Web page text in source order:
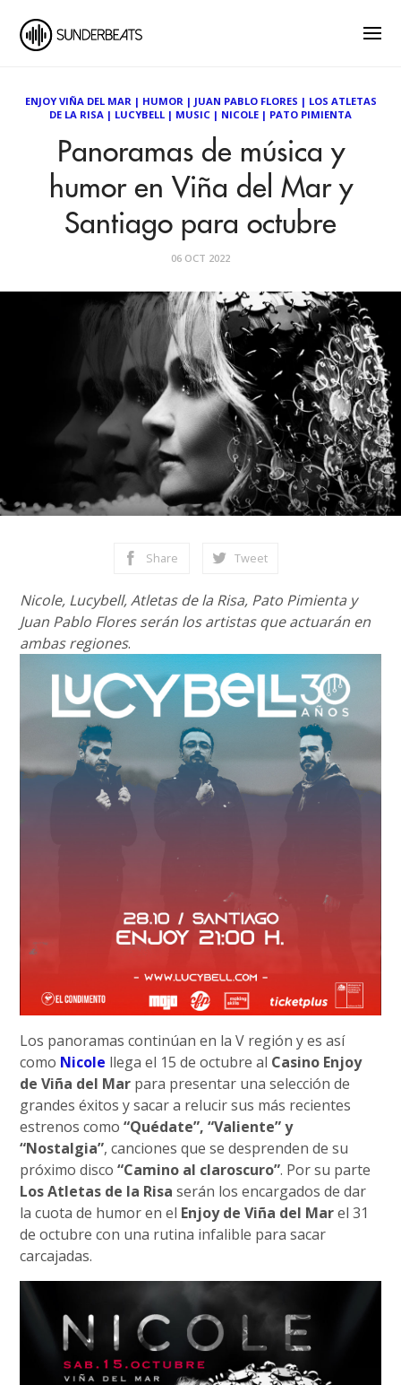
ENJOY VIÑA DEL MAR| HUMOR| JUAN PABLO FLORES | LOS ATLETAS
DE LA RISA | LUCYBELL | MUSIC | NICOLE | PATO PIMIENTA
Panoramas de música y
humor en Viña del Mar y
Santiago para octubre
06 OCT 2022
Share Tweet
Nicole, Lucybell, Atletas de la Risa, Pato Pimienta y
Juan Pablo Flores serán los artistas que actuarán en
ambas regiones.
Los panoramas continúan en la V región y es así
como Nicole llega el 15 de octubre al Casino Enjoy
de Viña del Mar para presentar una selección de
grandes éxitos y sacar a relucir sus más recientes
estrenos como“Quédate”, “Valiente” y
“Nostalgia”, canciones que se desprenden de su
próximo disco“Camino al claroscuro”. Por su parte
Los Atletas de la Risa serán los encargados de dar
la cuota de humor en el Enjoy de Viña del Marel 31
de octubre con una rutina infalible para sacar
carcajadas.